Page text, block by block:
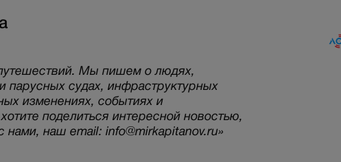
Мы пишем о людях,
парусных судах, инфраструктурных
изменениях, событиях и
поделиться интересной новостью,
нами, наш email: info@mirkapitanov.ru»